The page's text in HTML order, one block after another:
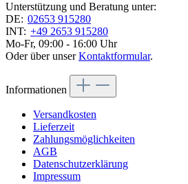
Unterstützung und Beratung unter:
DE: 02653 915280
INT: +49 2653 915280
Mo-Fr, 09:00 - 16:00 Uhr
Oder über unserKontaktformular.
Informationen
Versandkosten
Lieferzeit
Zahlungsmöglichkeiten
AGB
Datenschutzerklärung
Impressum